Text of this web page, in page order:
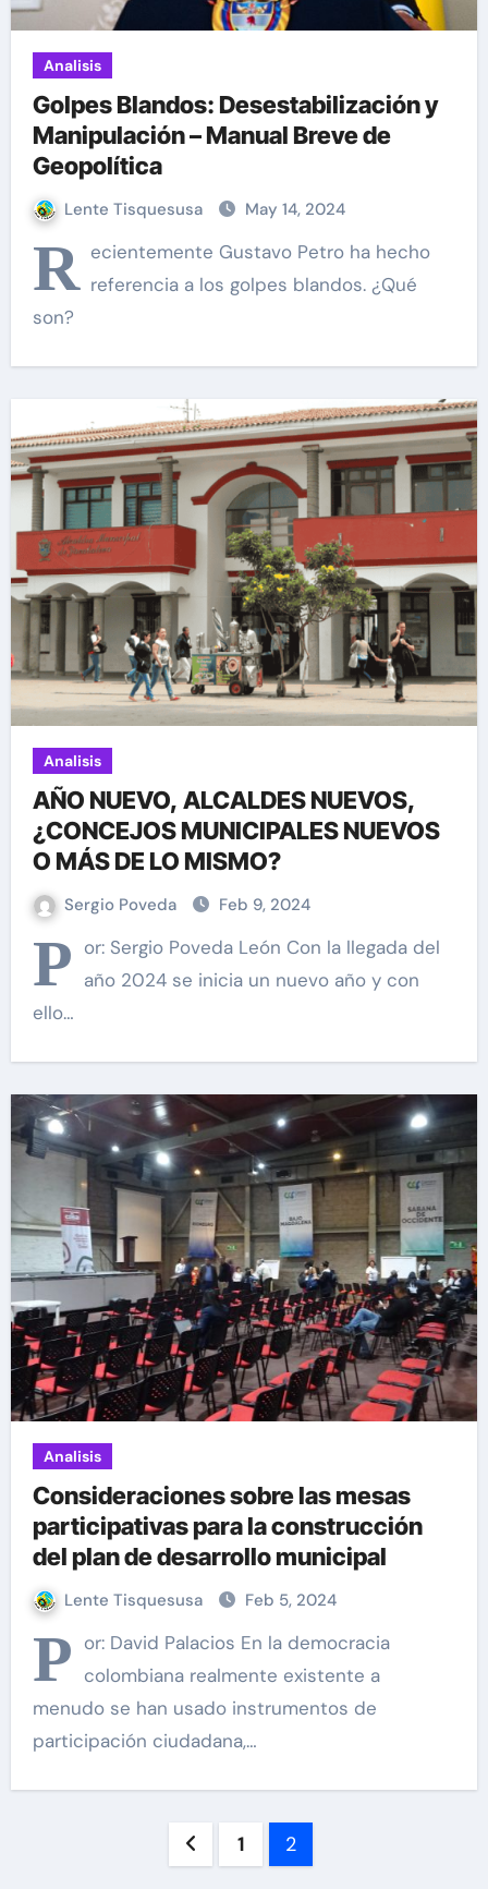
Analisis
Golpes Blandos: Desestabilización y
Manipulación – Manual Breve de
Geopolítica
Lente Tisquesusa May 14, 2024
R ecientemente Gustavo Petro ha hecho
referencia a los golpes blandos. ¿Qué
son?
Analisis
AÑO NUEVO, ALCALDES NUEVOS,
¿CONCEJOS MUNICIPALES NUEVOS
O MÁS DE LO MISMO?
Sergio Poveda Feb 9, 2024
P or: Sergio Poveda León Con la llegada del
año 2024 se inicia un nuevo año y con
ello…
Analisis
Consideraciones sobre las mesas
participativas para la construcción
del plan de desarrollo municipal
Lente Tisquesusa Feb 5, 2024
P or: David Palacios En la democracia
colombiana realmente existente a
menudo se han usado instrumentos de
participación ciudadana,…
Paginación
1 2